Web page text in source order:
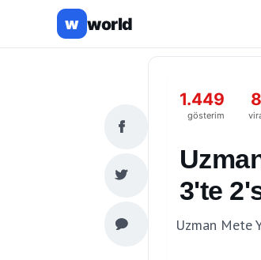
w world
1.449
gösterim
3'te
Uzman Mete